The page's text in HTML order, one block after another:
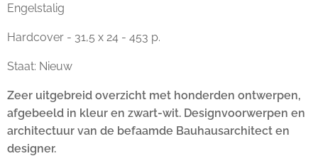
Engelstalig
Hardcover - 31,5 x 24 - 453 p.
Staat: Nieuw
Zeer uitgebreid overzicht met honderden ontwerpen,
afgebeeld in kleur en zwart-wit. Designvoorwerpen en
architectuur van de befaamde Bauhausarchitect en
designer.